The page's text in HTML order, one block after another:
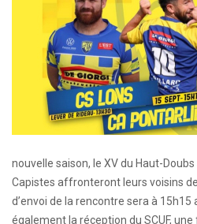
nouvelle saison, le XV du Haut-
Capistes affronteront leurs voisins
d’envoi de la rencontre sera à
également la réception du SCUF,